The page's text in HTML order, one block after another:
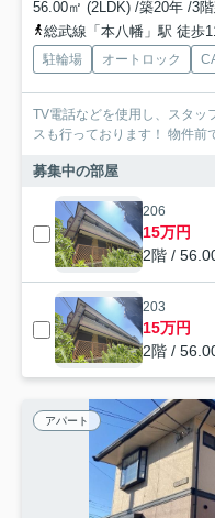
56.00㎡ (2LDK) /築20年 /3
総武線「本八幡」駅 徒歩
駐輪場 オートロック
TV電話などを使用し、スタッ
スも行っております！ 物件前
募集中の部屋
206
15万円
2階 /
203
15万円
2階 /
アパート